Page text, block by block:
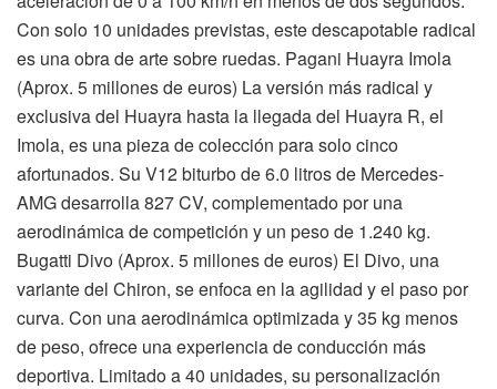
Con solo 10 unidades previstas, este descapotable radical
es una obra de arte sobre ruedas. Pagani Huayra Imola
(Aprox. 5 millones de euros) La versión más radical y
exclusiva del Huayra hasta la llegada del Huayra R, el
Imola, es una pieza de colección para solo cinco
afortunados. Su V12 biturbo de 6.0 litros de Mercedes-
AMG desarrolla 827 CV, complementado por una
aerodinámica de competición y un peso de 1.240 kg.
Bugatti Divo (Aprox. 5 millones de euros) El Divo, una
variante del Chiron, se enfoca en la agilidad y el paso por
curva. Con una aerodinámica optimizada y 35 kg menos
de peso, ofrece una experiencia de conducción más
deportiva. Limitado a 40 unidades, su personalización